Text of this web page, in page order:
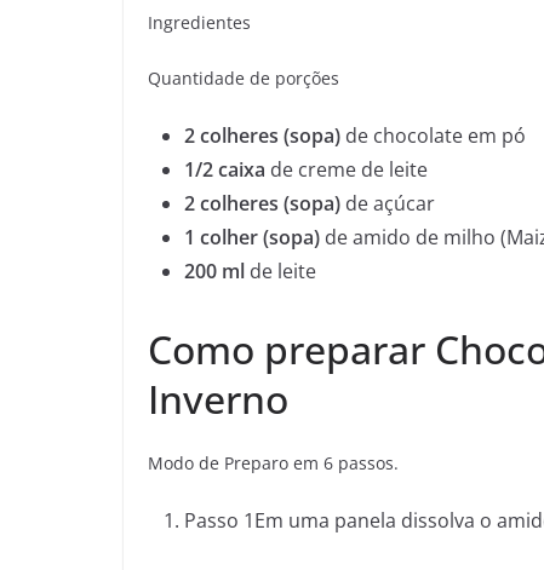
Ingredientes
Quantidade de porções
2 colheres (sopa) de chocolate em pó
1/2 caixa de creme de leite
2 colheres (sopa) de açúcar
1 colher (sopa) de amido de milho
200 ml de leite
Como preparar
Inverno
Modo de Preparo em 6 passos.
Passo 1Em uma panela dissolva o